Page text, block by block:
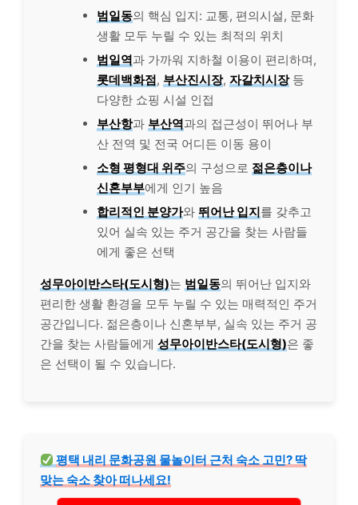
범일동의 핵심 입지: 교통, 편의시설, 문화
생활 모두 누릴 수 있는 최적의 위치
범일역과 가까워 지하철 이용이 편리하며,
롯데백화점, 부산진시장, 자갈치시장등
다양한 쇼핑 시설 인접
부산항과 부산역과의 접근성이 뛰어나 부
산 전역 및 전국 어디든 이동 용이
소형 평형대 위주의 구성으로 젊은층이나
신혼부부에게 인기 높음
합리적인 분양가와 뛰어난 입지를 갖추고
있어 실속 있는 주거 공간을 찾는 사람들
에게 좋은 선택
성무아이반스타(도시형)는 범일동의 뛰어난 입지와
편리한 생활 환경을 모두 누릴 수 있는 매력적인 주거
공간입니다. 젊은층이나 신혼부부, 실속 있는 주거 공
간을 찾는 사람들에게 성무아이반스타(도시형)은 좋
은 선택이 될 수 있습니다.
평택 내리 문화공원 물놀이터 근처 숙소 고민? 딱
맞는 숙소 찾아 떠나세요!